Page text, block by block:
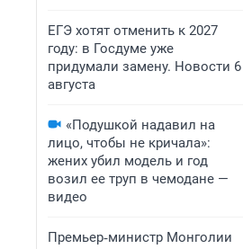
ЕГЭ хотят отменить к 2027
году: в Госдуме уже
придумали замену. Новости 6
августа
«Подушкой надавил на
лицо, чтобы не кричала»:
жених убил модель и год
возил ее труп в чемодане —
видео
Премьер‑министр Монголии